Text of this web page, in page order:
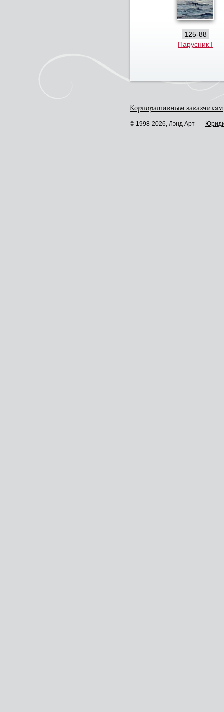
125-88
Парусник I
Корпоративным заказчикам
© 1998-2026, Лэнд Арт